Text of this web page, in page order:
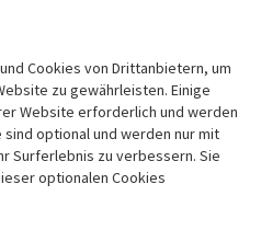
Rechtliches
Cookies von Drittanbietern, um
zu gewährleisten. Einige
Website erforderlich und werden
optional und werden nur mit
Surferlebnis zu verbessern. Sie
optionalen Cookies